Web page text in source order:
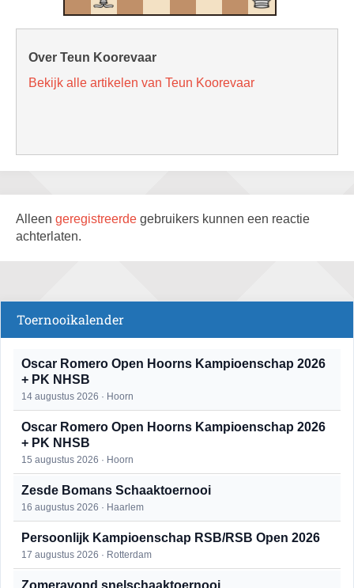
Over Teun Koorevaar
Bekijk alle artikelen van Teun Koorevaar
Alleen geregistreerde gebruikers kunnen een reactie
achterlaten.
Toernooikalender
Oscar Romero Open Hoorns Kampioenschap 2026
+ PK NHSB
14 augustus 2026 · Hoorn
Oscar Romero Open Hoorns Kampioenschap 2026
+ PK NHSB
15 augustus 2026 · Hoorn
Zesde Bomans Schaaktoernooi
16 augustus 2026 · Haarlem
Persoonlijk Kampioenschap RSB/RSB Open 2026
17 augustus 2026 · Rotterdam
Zomeravond snelschaaktoernooi